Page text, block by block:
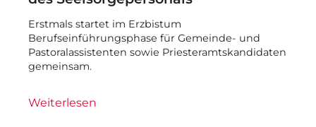
Erstmals startet im Erzbistum
Berufseinführungsphase für Gemeinde- und
Pastoralassistenten sowie Priesteramtskandidaten
gemeinsam.
Weiterlesen